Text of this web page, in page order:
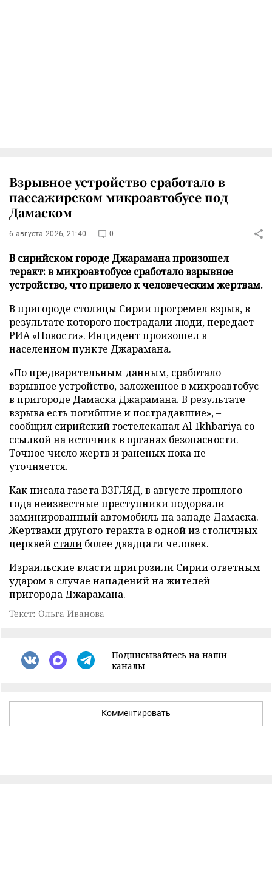
Взрывное устройство сработало в
пассажирском микроавтобусе под
Дамаском
6 августа 2026, 21:40 0
В сирийском городе Джарамана произошел
теракт: в микроавтобусе сработало взрывное
устройство, что привело к человеческим жертвам.
В пригороде столицы Сирии прогремел взрыв, в
результате которого пострадали люди, передает
РИА «Новости». Инцидент произошел в
населенном пункте Джарамана.
«По предварительным данным, сработало
взрывное устройство, заложенное в микроавтобус
в пригороде Дамаска Джарамана. В результате
взрыва есть погибшие и пострадавшие», –
сообщил сирийский гостелеканал Al-Ikhbariya со
ссылкой на источник в органах безопасности.
Точное число жертв и раненых пока не
уточняется.
Как писала газета ВЗГЛЯД, в августе прошлого
года неизвестные преступникиподорвали
заминированный автомобиль на западе Дамаска.
Жертвами другого теракта в одной из столичных
церквей стали более двадцати человек.
Израильские властипригрозили Сирии ответным
ударом в случае нападений на жителей
пригорода Джарамана.
Текст: Ольга Иванова
Подписывайтесь на наши
каналы
Комментировать